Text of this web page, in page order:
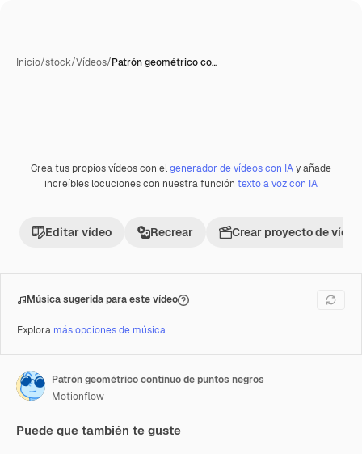
Inicio/stock/Vídeos/Patrón geométrico co…
Premium
Crea tus propios vídeos con elgenerador de vídeos con IAy añade
increíbles locuciones con nuestra función texto a voz con IA
Editar vídeo Recrear Crear proyecto de vídeo
Música sugerida para este vídeo
Explora más opciones de música
Patrón geométrico continuo de puntos negros
Motionflow
Puede que también te guste